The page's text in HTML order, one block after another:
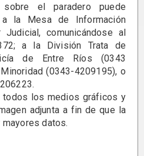
sobre el paradero puede
la Mesa de Información
comunicándose al
a la División Trata de
de Entre Ríos (0343
(0343-4209195), o
los medios gráficos y
adjunta a fin de que la
datos.